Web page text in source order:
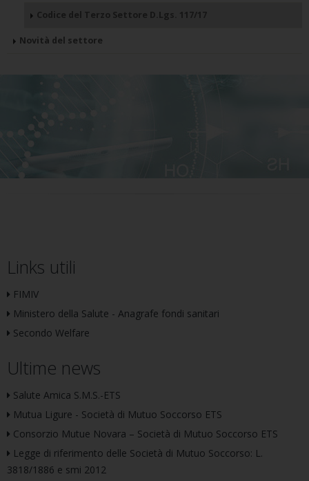
Codice del Terzo Settore D.Lgs. 117/17
Novità del settore
Links utili
FIMIV
Ministero della Salute - Anagrafe fondi sanitari
Secondo Welfare
Ultime news
Salute Amica S.M.S.-ETS
Mutua Ligure - Società di Mutuo Soccorso ETS
Consorzio Mutue Novara – Società di Mutuo Soccorso ETS
Legge di riferimento delle Società di Mutuo Soccorso: L.
3818/1886 e smi 2012